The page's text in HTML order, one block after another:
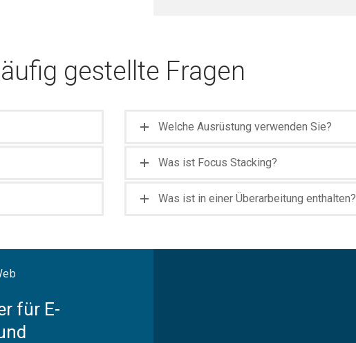
gestellte Fragen
Welche Ausrüstung verwenden Sie?
Was ist Focus Stacking?
Was ist in einer Überarbeitung enthalten?
für E-